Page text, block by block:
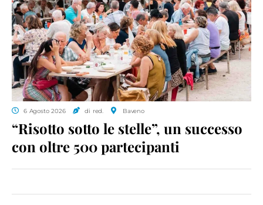
6 Agosto 2026 di red. Baveno
“Risotto sotto le stelle”, un successo
con oltre 500 partecipanti